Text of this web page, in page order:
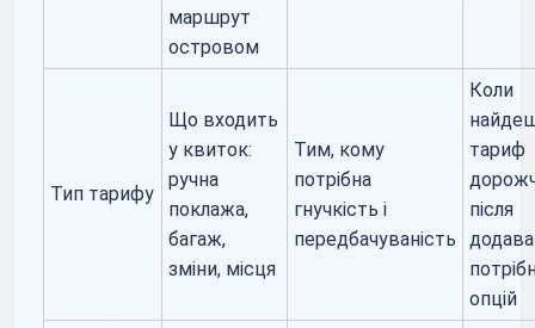
маршрут
островом
Тип тарифу
Що входить
у квиток:
ручна
поклажа,
багаж,
зміни, місця
Тим, кому
потрібна
гнучкість і
передбачуваність
Коли
тариф
після
опцій